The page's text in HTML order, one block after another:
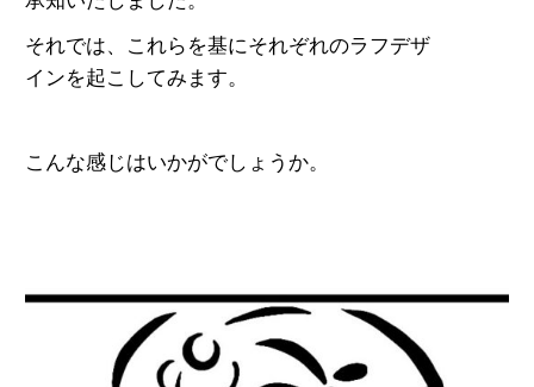
それでは、これらを基にそれぞれのラフデザ
インを起こしてみます。
こんな感じはいかがでしょうか。